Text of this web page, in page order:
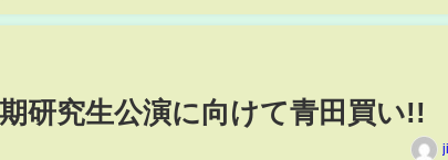
研究生公演に向けて青田買い!!